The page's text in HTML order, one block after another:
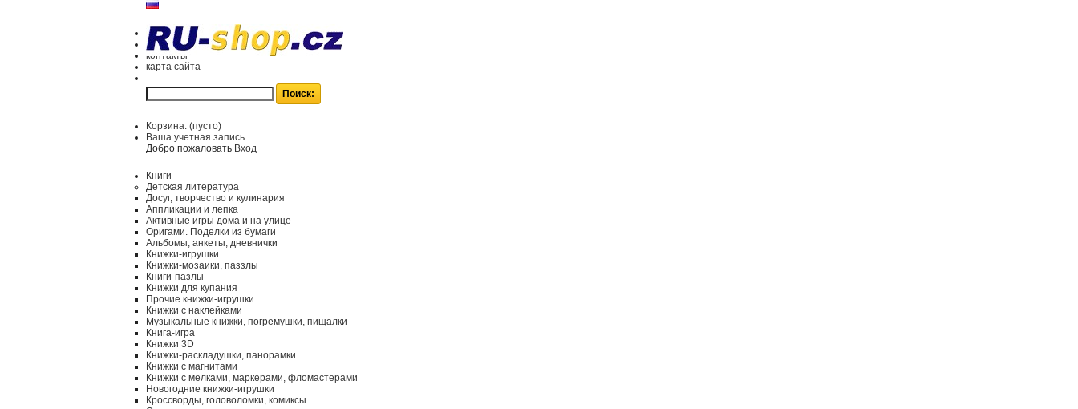
контакты
карта сайта
Корзина: (пусто)
Ваша учетная запись
Добро пожаловать Вход
Книги
Детская литература
Досуг, творчество и кулинария
Аппликации и лепка
Активные игры дома и на улице
Оригами. Поделки из бумаги
Альбомы, анкеты, дневнички
Книжки-игрушки
Книжки-мозаики, паззлы
Книги-пазлы
Книжки для купания
Прочие книжки-игрушки
Книжки с наклейками
Музыкальные книжки, погремушки, пищалки
Книга-игра
Книжки 3D
Книжки-раскладушки, панорамки
Книжки с магнитами
Книжки с мелками, маркерами, фломастерами
Новогодние книжки-игрушки
Кроссворды, головоломки, комиксы